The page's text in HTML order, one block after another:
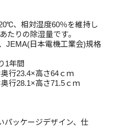
、相対湿度60％を維持し
たりの除湿量です。
JEMA(日本電機工業会)規格
1年間
行23.4×高さ64ｃｍ
行28.1×高さ71.5ｃｍ
パッケージデザイン、仕